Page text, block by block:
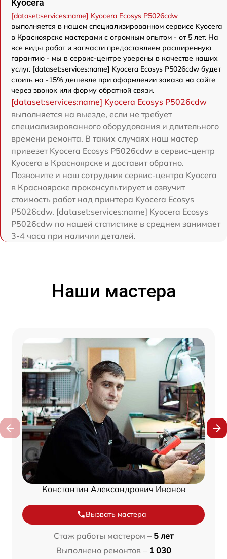
[dataset:services:name] Kyocera Ecosys P5026cdw
выполняется в нашем специализированном сервисе Kyocera
в Красноярске мастерами с огромным опытом - от 5 лет. На
все виды работ и запчасти предоставляем расширенную
гарантию - мы в сервис-центре уверены в качестве наших
услуг. [dataset:services:name] Kyocera Ecosys P5026cdw будет
стоить на -15% дешевле при оформлении заказа на сайте
через звонок или форму обратной связи.
[dataset:services:name] Kyocera Ecosys P5026cdw
выполняется на выезде, если не требует
специализированного оборудования и длительного
времени ремонта. В таких случаях наш мастер
привезет Kyocera Ecosys P5026cdw в сервис-центр
Kyocera в Красноярске и доставит обратно.
Позвоните и наш сотрудник сервис-центра Kyocera
в Красноярске проконсультирует и озвучит
стоимость работ над принтера Kyocera Ecosys
P5026cdw. [dataset:services:name] Kyocera Ecosys
P5026cdw по нашей статистике в среднем занимает
3-4 часа при наличии деталей.
Наши мастера
Константин Александрович Иванов
Вызвать мастера
Стаж работы мастером – 5 лет
Выполнено ремонтов – 1 030